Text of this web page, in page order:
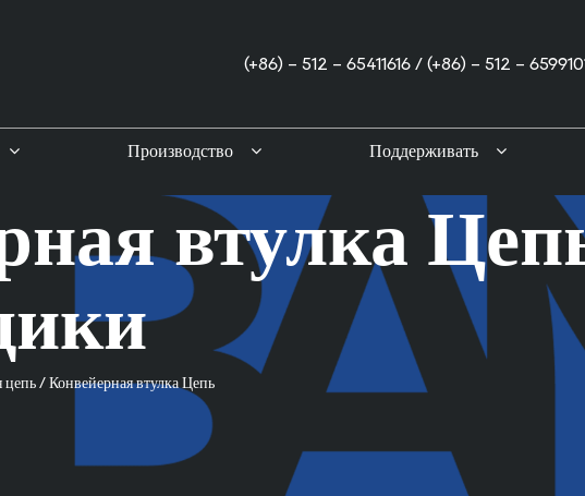
(+86) - 512 - 65411616 / (+86) - 512 -
Производство Поддерживать
втулка
цепь / Конвейерная втулка Цепь